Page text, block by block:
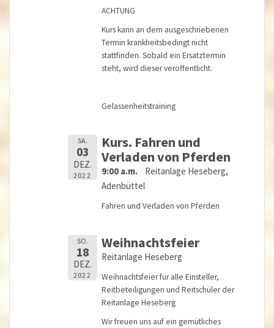
ACHTUNG
Kurs kann an dem ausgeschriebenen
Termin krankheitsbedingt nicht
stattfinden. Sobald ein Ersatztermin
steht, wird dieser veröffentlicht.
Gelassenheitstraining
SA.
03
DEZ.
2022
Kurs. Fahren und
Verladen von Pferden
9:00 a.m.
Reitanlage Heseberg,
Adenbüttel
Fahren und Verladen von Pferden
SO.
18
DEZ.
2022
Weihnachtsfeier
Reitanlage Heseberg
Weihnachtsfeier für alle Einsteller,
Reitbeteiligungen und Reitschüler der
Reitanlage Heseberg
Wir freuen uns auf ein gemütliches